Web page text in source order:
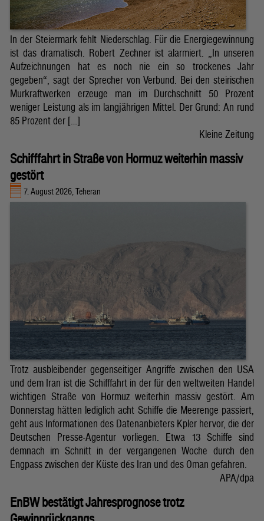
In der Steiermark fehlt Niederschlag. Für die Energiegewinnung
ist das dramatisch. Robert Zechner ist alarmiert. „In unseren
Aufzeichnungen hat es noch nie ein so trockenes Jahr
gegeben“, sagt der Sprecher von Verbund. Bei den steirischen
Murkraftwerken erzeuge man im Durchschnitt 50 Prozent
weniger Leistung als im langjährigen Mittel. Der Grund: An rund
85 Prozent der […]
Kleine Zeitung
Schifffahrt in Straße von Hormuz weiterhin massiv
gestört
7. August 2026, Teheran
Trotz ausbleibender gegenseitiger Angriffe zwischen den USA
und dem Iran ist die Schifffahrt in der für den weltweiten Handel
wichtigen Straße von Hormuz weiterhin massiv gestört. Am
Donnerstag hätten lediglich acht Schiffe die Meerenge passiert,
geht aus Informationen des Datenanbieters Kpler hervor, die der
Deutschen Presse-Agentur vorliegen. Etwa 13 Schiffe sind
demnach im Schnitt in der vergangenen Woche durch den
Engpass zwischen der Küste des Iran und des Oman gefahren.
APA/dpa
EnBW bestätigt Jahresprognose trotz